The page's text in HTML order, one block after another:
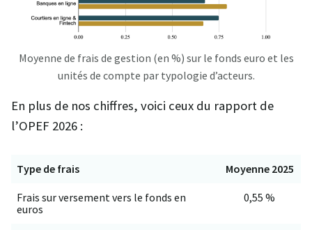
Moyenne de frais de gestion (en %) sur le fonds euro et les
unités de compte par typologie d’acteurs.
En plus de nos chiffres, voici ceux du rapport de
l’OPEF 2026 :
Type de frais Moyenne 2025
Frais sur versement vers le fonds en
euros
0,55 %